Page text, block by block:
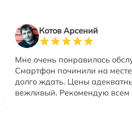
Котов Арсений
Мне очень понравилось
Смартфон починили на
долго ждать. Цены
вежливый. Рекомендую всем